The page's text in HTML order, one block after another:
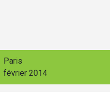
Paris
février 2014